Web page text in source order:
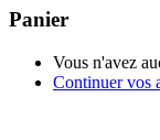
Panier
Vous n'avez
Continuer vos